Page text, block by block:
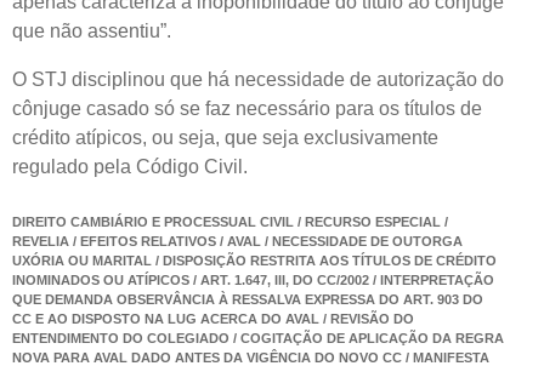
que não assentiu”.
O STJ disciplinou que há necessidade de autorização do
cônjuge casado só se faz necessário para os títulos de
crédito atípicos, ou seja, que seja exclusivamente
regulado pela Código Civil.
DIREITO CAMBIÁRIO E PROCESSUAL CIVIL / RECURSO ESPECIAL /
REVELIA / EFEITOS RELATIVOS / AVAL / NECESSIDADE DE OUTORGA
UXÓRIA OU MARITAL / DISPOSIÇÃO RESTRITA AOS TÍTULOS DE CRÉDITO
INOMINADOS OU ATÍPICOS / ART. 1.647, III, DO CC/2002 / INTERPRETAÇÃO
QUE DEMANDA OBSERVÂNCIA À RESSALVA EXPRESSA DO ART. 903 DO
CC E AO DISPOSTO NA LUG ACERCA DO AVAL / REVISÃO DO
ENTENDIMENTO DO COLEGIADO / COGITAÇÃO DE APLICAÇÃO DA REGRA
NOVA PARA AVAL DADO ANTES DA VIGÊNCIA DO NOVO CC / MANIFESTA